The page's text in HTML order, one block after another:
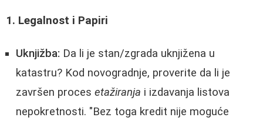
1. Legalnost i Papiri
Uknjižba: Da li je stan/zgrada uknjižena u
katastru? Kod novogradnje, proverite da li je
završen proces etažiranja i izdavanja listova
nepokretnosti. "Bez toga kredit nije moguće